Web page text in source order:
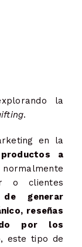
la
.
en la
a
normalmente
o clientes
generar
reseñas
por los
este tipo de